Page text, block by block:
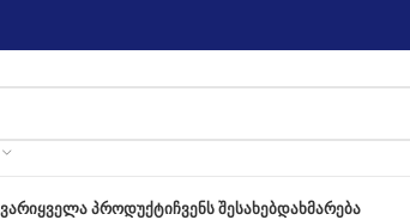
ᲧᲕᲔᲚᲐ ᲞᲠᲝᲓᲣᲥᲢᲘᲩᲕᲔᲜᲡ ᲨᲔᲡᲐᲮᲔᲑᲓᲐᲮᲛᲐᲠᲔᲑᲐ